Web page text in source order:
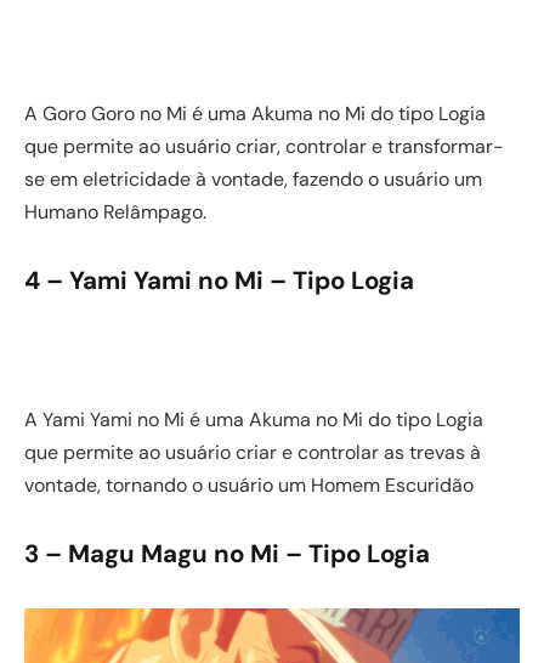
A Goro Goro no Mi é uma Akuma no Mi do tipo Logia
que permite ao usuário criar, controlar e transformar-
se em eletricidade à vontade, fazendo o usuário um
Humano Relâmpago.
4 – Yami Yami no Mi – Tipo Logia
A Yami Yami no Mi é uma Akuma no Mi do tipo Logia
que permite ao usuário criar e controlar as trevas à
vontade, tornando o usuário um Homem Escuridão
3 – Magu Magu no Mi – Tipo Logia